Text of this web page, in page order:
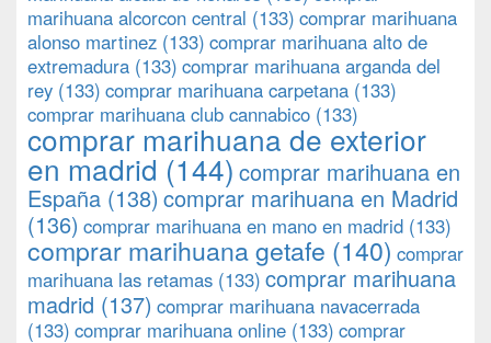
marihuana alcorcon central (133) comprar marihuana
alonso martinez (133) comprar marihuana alto de
extremadura (133) comprar marihuana arganda del
rey (133) comprar marihuana carpetana (133)
comprar marihuana club cannabico (133)
comprar marihuana de exterior
en madrid (144) comprar marihuana en
España (138) comprar marihuana en Madrid
(136) comprar marihuana en mano en madrid (133)
comprar marihuana getafe (140) comprar
marihuana las retamas (133) comprar marihuana
madrid (137) comprar marihuana navacerrada
(133) comprar marihuana online (133) comprar